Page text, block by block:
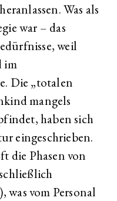
Was als
war – das
weil
im
Die „totalen
mangels
haben sich
eingeschrieben.
die Phasen von
was vom Personal